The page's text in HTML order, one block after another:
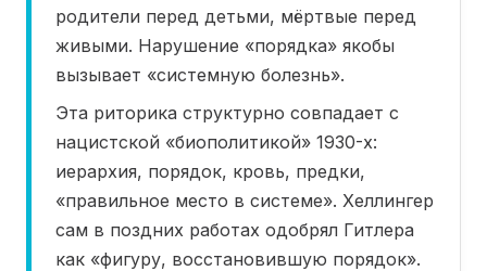
родители перед детьми, мёртвые перед
живыми. Нарушение «порядка» якобы
вызывает «системную болезнь».
Эта риторика структурно совпадает с
нацистской «биополитикой» 1930-х:
иерархия, порядок, кровь, предки,
«правильное место в системе». Хеллингер
сам в поздних работах одобрял Гитлера
как «фигуру, восстановившую порядок».